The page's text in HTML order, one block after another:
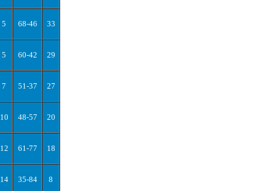
5 68-46 33
5 60-42 29
7 51-37 27
10 48-57 20
12 61-77 18
14 35-84 8